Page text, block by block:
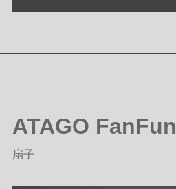
ATAGO FanFun
扇子